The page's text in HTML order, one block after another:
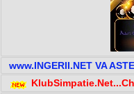
www.INGERII.NET VA